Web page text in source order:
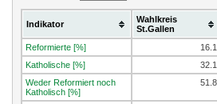
Indikator
Wahlkreis
St.Gallen
Reformierte [%] 16.1
Katholische [%]
32.1
Weder Reformiert noch
Katholisch [%]
51.8